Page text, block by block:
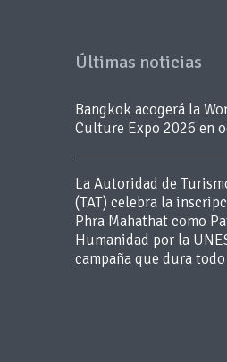
Últimas noticias
Bangkok acogerá la
Culture Expo 2026 en
La Autoridad de
(TAT) celebra la
Phra Mahathat como
Humanidad por la
campaña que dura